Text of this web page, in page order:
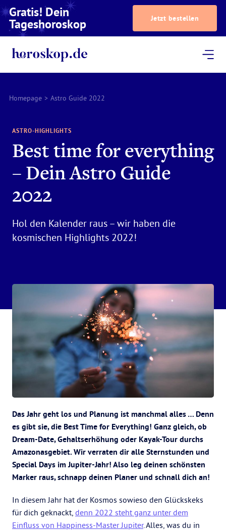
Gratis! Dein
Tageshoroskop Jetzt bestellen
Homepage > Astro Guide 2022
ASTRO-HIGHLIGHTS
Best time for everything
– Dein Astro Guide
2022
Hol den Kalender raus – wir haben die
kosmischen Highlights 2022!
Das Jahr geht los und Planung ist manchmal alles … Denn
es gibt sie, die Best Time for Everything! Ganz gleich, ob
Dream-Date, Gehaltserhöhung oder Kayak-Tour durchs
Amazonasgebiet. Wir verraten dir alle Sternstunden und
Special Days im Jupiter-Jahr! Also leg deinen schönsten
Marker raus, schnapp deinen Planer und schnall dich an!
In diesem Jahr hat der Kosmos sowieso den Glückskeks
für dich geknackt, denn 2022 steht ganz unter dem
Einfluss von Happiness-Master Jupiter. Alles, was du in